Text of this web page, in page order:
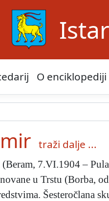
O enciklopediji
traži dalje ...
7.VI.1904 –
u Trstu (Borba,
Šesteročlana